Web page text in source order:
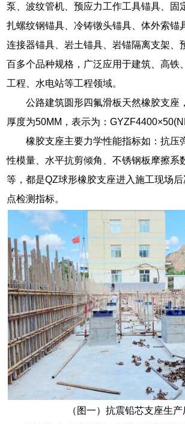
泵、波纹管机、预应力工作工具锚具、固
扎螺纹钢锚具、冷铸镦头锚具、体外索锚
连接器锚具、岩土锚具、岩锚隔离支架、
百多个品种规格，广泛应用于建筑、高铁
工程、水电站等工程领域。
公路建筑圆形四氟滑板天然橡胶支座
厚度为50MM，表示为：
橡胶支座主要力学性能指标如：抗压
性模量、水平抗剪倾角、不锈钢板摩擦系
等，都是QZ球形橡胶支座进入施工现场
点检测指标。
（图一）抗震铅芯支座生产